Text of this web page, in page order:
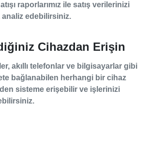
raporlarımız ile satış verilerinizi
analiz edebilirsiniz.
Cihazdan Erişin
akıllı telefonlar ve bilgisayarlar gibi
bağlanabilen herhangi bir cihaz
sisteme erişebilir ve işlerinizi